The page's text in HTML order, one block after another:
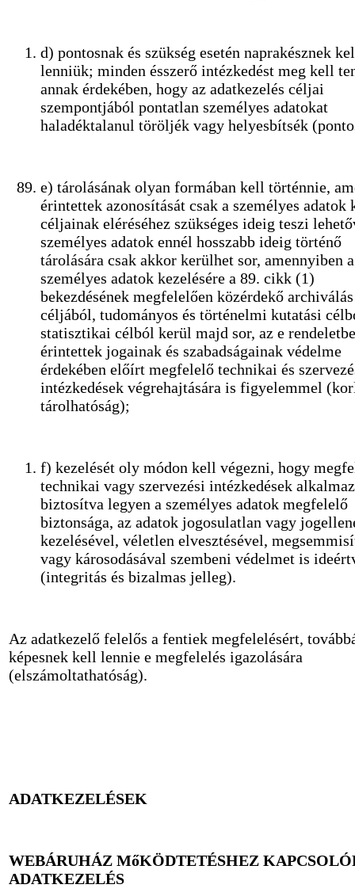
d) pontosnak és szükség esetén naprakésznek
lenniük; minden ésszerő intézkedést meg kell
annak érdekében, hogy az adatkezelés céljai
szempontjából pontatlan személyes adatokat
haladéktalanul töröljék vagy helyesbítsék
e) tárolásának olyan formában kell történnie,
érintettek azonosítását csak a személyes adatok
céljainak eléréséhez szükséges ideig teszi
személyes adatok ennél hosszabb ideig történő
tárolására csak akkor kerülhet sor, amennyiben a
személyes adatok kezelésére a 89. cikk (1)
bekezdésének megfelelően közérdekő archiválás
céljából, tudományos és történelmi kutatási
statisztikai célból kerül majd sor, az e
érintettek jogainak és szabadságainak védelme
érdekében előírt megfelelő technikai és
intézkedések végrehajtására is figyelemmel
tárolhatóság);
f) kezelését oly módon kell végezni, hogy
technikai vagy szervezési intézkedések
biztosítva legyen a személyes adatok megfelelő
biztonsága, az adatok jogosulatlan vagy
kezelésével, véletlen elvesztésével,
vagy károsodásával szembeni védelmet is
(integritás és bizalmas jelleg).
Az adatkezelő felelős a fentiek megfelelésért,
képesnek kell lennie e megfelelés igazolására
(elszámoltathatóság).
ADATKEZELÉSEK
WEBÁRUHÁZ MőKÖDTETÉSHEZ
ADATKEZELÉS